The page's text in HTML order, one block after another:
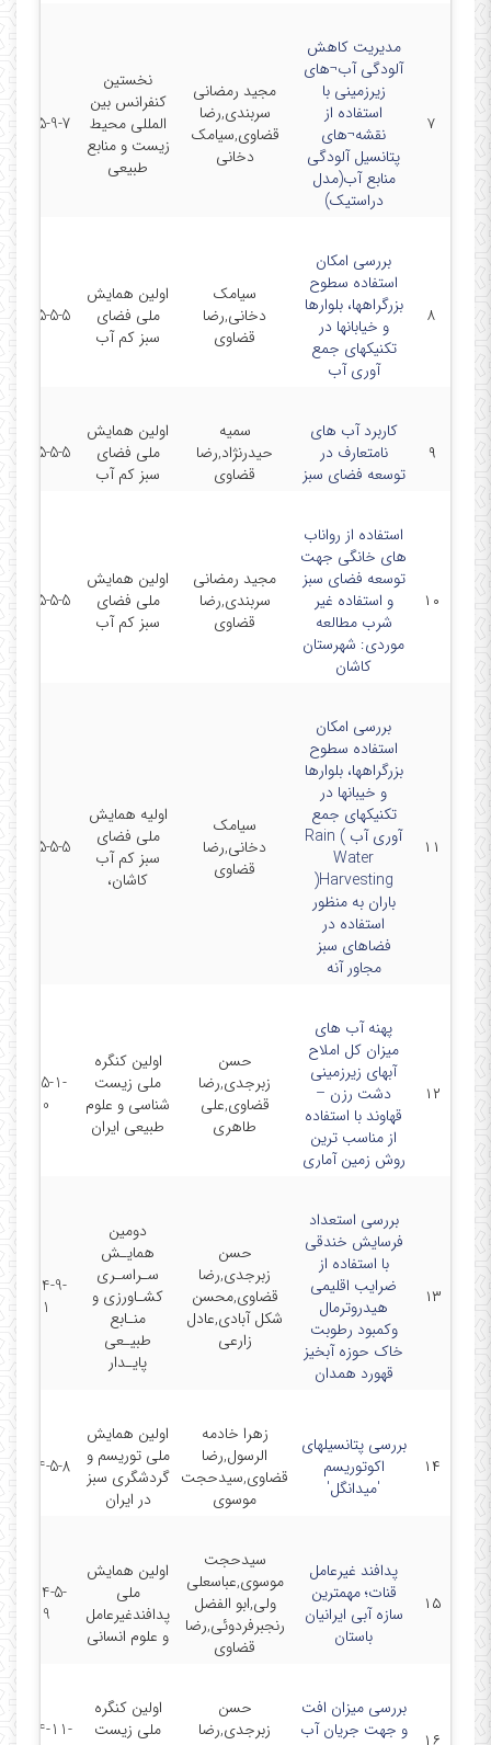
۷
مدیریت کاهش
آلودگی آب¬های
زیرزمینی با
استفاده از
نقشه¬های
پتانسیل آلودگی
منابع آب(مدل
دراستیک)
مجید رمضانی
سربندی,رضا
قضاوی,سیامک
دخانی
نخستین
کنفرانس بین
المللی محیط
زیست و منابع
طبیعی
2015-9-7
۸
بررسی امکان
استفاده سطوح
بزرگراهها، بلوارها
و خیابانها در
تکنیکهای جمع
آوری آب
سیامک
دخانی,رضا
قضاوی
اولین همایش
ملی فضای
سبز کم آب
2015-5-5
۹
کاربرد آب های
نامتعارف در
توسعه فضای سبز
سمیه
حیدرنژاد,رضا
قضاوی
اولین همایش
ملی فضای
سبز کم آب
2015-5-5
۱۰
استفاده از رواناب
های خانگی جهت
توسعه فضای سبز
و استفاده غیر
شرب مطالعه
موردی: شهرستان
کاشان
مجید رمضانی
سربندی,رضا
قضاوی
اولین همایش
ملی فضای
سبز کم آب
2015-5-5
۱۱
بررسی امکان
استفاده سطوح
بزرگراهها، بلوارها
و خیبانها در
تکنیکهای جمع
آوری آب ) Rain
Water
Harvesting(
باران به منظور
استفاده در
فضاهای سبز
مجاور آنه
سیامک
دخانی,رضا
قضاوی
اولیه همایش
ملی فضای
سبز کم آب
کاشان،
2015-5-5
۱۲
پهنه آب های
میزان کل املاح
آبهای زیرزمینی
دشت رزن –
قهاوند با استفاده
از مناسب ترین
روش زمین آماری
حسن
زبرجدی,رضا
قضاوی,علی
طاهری
اولین کنگره
ملی زیست
شناسی و علوم
طبیعی ایران
2015-1-
10
۱۳
بررسی استعداد
فرسایش خندقی
با استفاده از
ضرایب اقلیمی
هیدروترمال
وکمبود رطوبت
خاک حوزه آبخیز
قهورد همدان
حسن
زبرجدی,رضا
قضاوی,محسن
شکل آبادی,عادل
زارعی
دومین
همایـش
سـراسـری
کشـاورزی و
منـابع
طبیـعی
پایـدار
2014-9-
21
۱۴
بررسی پتانسیلهای
اکوتوریسم
'میدانگل'
زهرا خادمه
الرسول,رضا
قضاوی,سیدحجت
موسوی
اولین همایش
ملی توریسم و
گردشگری سبز
در ایران
2014-5-8
۱۵
پدافند غیرعامل
قنات؛ مهمترین
سازه آبی ایرانیان
باستان
سیدحجت
موسوی,عباسعلی
ولی,ابو الفضل
رنجبرفردوئی,رضا
قضاوی
اولین همایش
ملی
پدافندغیرعامل
و علوم انسانی
2014-5-
19
بررسی میزان افت
و جهت جریان آب
حسن
زبرجدی,رضا
اولین کنگره
ملی زیست
2014-11-